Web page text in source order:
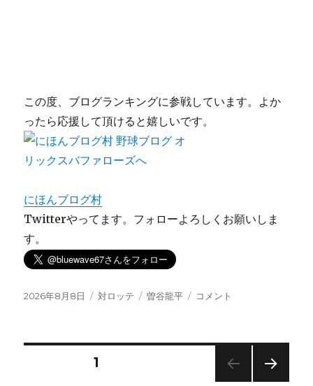
この度、ブログランキングに参戦しています。よか
ったら応援して頂けると嬉しいです。
にほんブログ村
Twitterやってます。フォローよろしくお願いしま
す。
投
2026年8月8日
カ
対ロッテ
タ
曽谷龍平
曽
コメント
固定ページ1